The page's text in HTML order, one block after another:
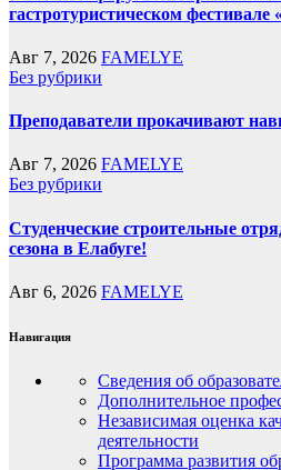
гастротуристическом
Авг 7, 2026 FAMELYE
Без рубрики
Преподаватели прокачивают
Авг 7, 2026 FAMELYE
Без рубрики
Студенческие строительные
сезона в Елабуге!
Авг 6, 2026 FAMELYE
Навигация
Сведения об
Дополнительное
Независимая оценка
деятельности
Программа развития